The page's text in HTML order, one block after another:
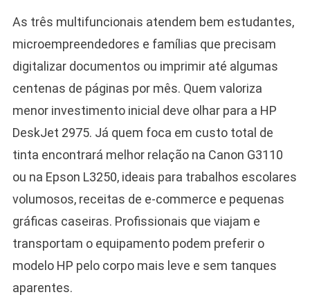
As três multifuncionais atendem bem estudantes,
microempreendedores e famílias que precisam
digitalizar documentos ou imprimir até algumas
centenas de páginas por mês. Quem valoriza
menor investimento inicial deve olhar para a HP
DeskJet 2975. Já quem foca em custo total de
tinta encontrará melhor relação na Canon G3110
ou na Epson L3250, ideais para trabalhos escolares
volumosos, receitas de e-commerce e pequenas
gráficas caseiras. Profissionais que viajam e
transportam o equipamento podem preferir o
modelo HP pelo corpo mais leve e sem tanques
aparentes.